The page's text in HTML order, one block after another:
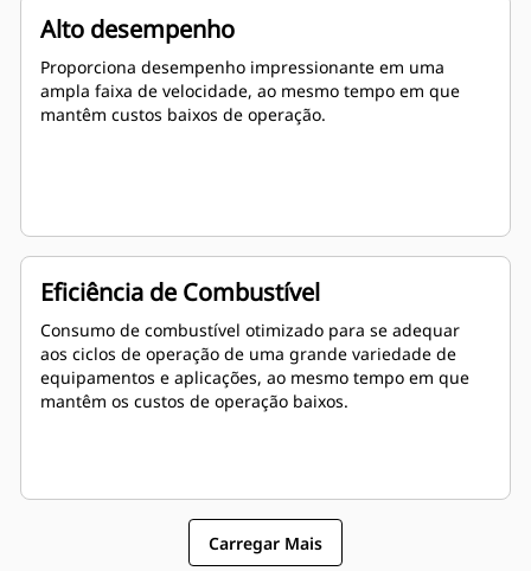
Alto desempenho
Proporciona desempenho impressionante em uma
ampla faixa de velocidade, ao mesmo tempo em que
mantêm custos baixos de operação.
Eficiência de Combustível
Consumo de combustível otimizado para se adequar
aos ciclos de operação de uma grande variedade de
equipamentos e aplicações, ao mesmo tempo em que
mantêm os custos de operação baixos.
Carregar Mais